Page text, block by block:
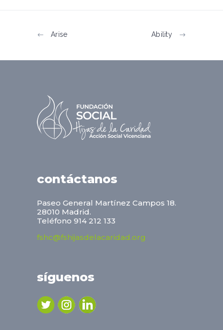
Arise Ability
contáctanos
Paseo General Martínez Campos 18.
28010 Madrid.
Teléfono 914 212 133
fshc@fshijasdelacaridad.org
síguenos